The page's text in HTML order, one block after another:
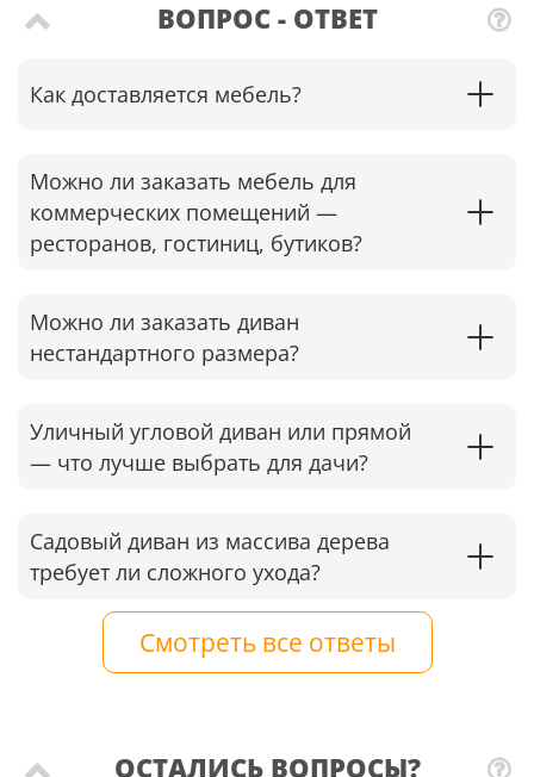
ВОПРОС - ОТВЕТ
Как доставляется мебель?
Можно ли заказать мебель для
коммерческих помещений —
ресторанов, гостиниц, бутиков?
Можно ли заказать диван
нестандартного размера?
Уличный угловой диван или прямой
— что лучше выбрать для дачи?
Садовый диван из массива дерева
требует ли сложного ухода?
Смотреть все ответы
ОСТАЛИСЬ ВОПРОСЫ?